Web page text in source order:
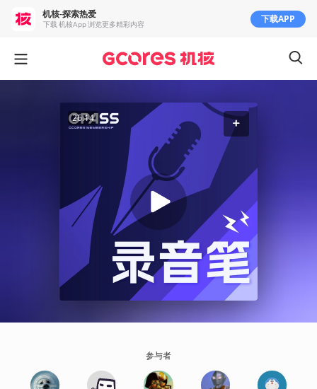
26:14
参与者
机核-探索热爱
下载 机核App 浏览更多精彩内容 下载APP